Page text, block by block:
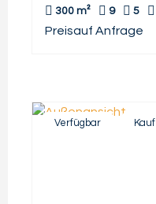
300 m²
9 5
Preisauf Anfrage
Verfügbar Kauf